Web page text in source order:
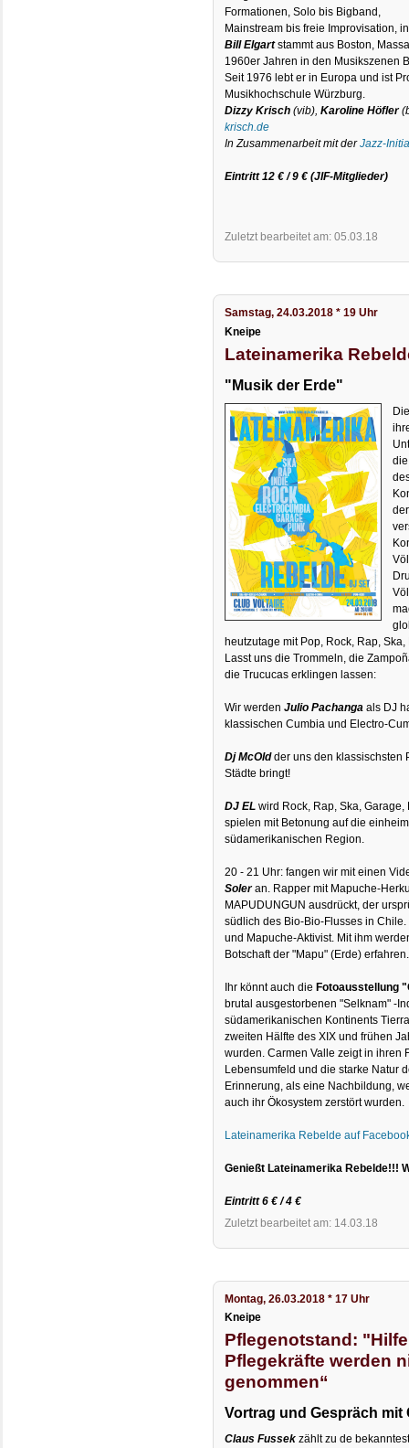
Formationen, Solo bis Bigband,
Mainstream bis freie Improvisation,
Bill Elgartstammt aus Boston,
1960er Jahren in den Musikszenen
Seit 1976 lebt er in Europa und ist
Musikhochschule Würzburg.
Dizzy Krisch(vib),Karoline Höfler
krisch.de
In Zusammenarbeit mit derJazz-
Eintritt 12 € / 9 € (JIF-Mitglieder)
Zuletzt bearbeitet am: 05.03.18
Samstag, 24.03.2018 * 19 Uhr
Kneipe
Lateinamerika
"Musik der Erde"
heutzutage mit Pop, Rock, Rap,
Lasst uns die Trommeln, die
die Trucucas erklingen lassen:
Wir werden Julio Pachanga als DJ
klassischen Cumbia und Electro-
Dj McOldder uns den klassischsten
Städte bringt!
DJ EL wird Rock, Rap, Ska,
spielen mit Betonung auf die
südamerikanischen Region.
20 - 21 Uhr: fangen wir mit einen
Soleran. Rapper mit Mapuche-
MAPUDUNGUN ausdrückt, der
südlich des Bio-Bio-Flusses in
und Mapuche-Aktivist. Mit ihm
Botschaft der "Mapu" (Erde) erfahren.
Ihr könnt auch dieFotoausstellung
brutal ausgestorbenen "Selknam" -
südamerikanischen Kontinents
zweiten Hälfte des XIX und frühen
wurden. Carmen Valle zeigt in ihren
Lebensumfeld und die starke Natur
Erinnerung, als eine Nachbildung,
auch ihr Ökosystem zerstört wurden.
Lateinamerika Rebelde auf
Genießt Lateinamerika Rebelde!!!
Eintritt 6 € / 4 €
Zuletzt bearbeitet am: 14.03.18
Montag, 26.03.2018 * 17 Uhr
Kneipe
Pflegenotstand:
Pflegekräfte werden
genommen“
Vortrag und Gespräch mit
Claus Fussek zählt zu de